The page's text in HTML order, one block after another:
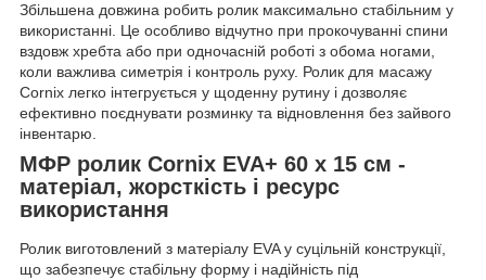
Збільшена довжина робить ролик максимально стабільним у
використанні. Це особливо відчутно при прокочуванні спини
вздовж хребта або при одночасній роботі з обома ногами,
коли важлива симетрія і контроль руху. Ролик для масажу
Cornix легко інтегрується у щоденну рутину і дозволяє
ефективно поєднувати розминку та відновлення без зайвого
інвентарю.
МФР ролик Cornix EVA+ 60 x 15 см -
матеріал, жорсткість і ресурс
використання
Ролик виготовлений з матеріалу EVA у суцільній конструкції,
що забезпечує стабільну форму і надійність під